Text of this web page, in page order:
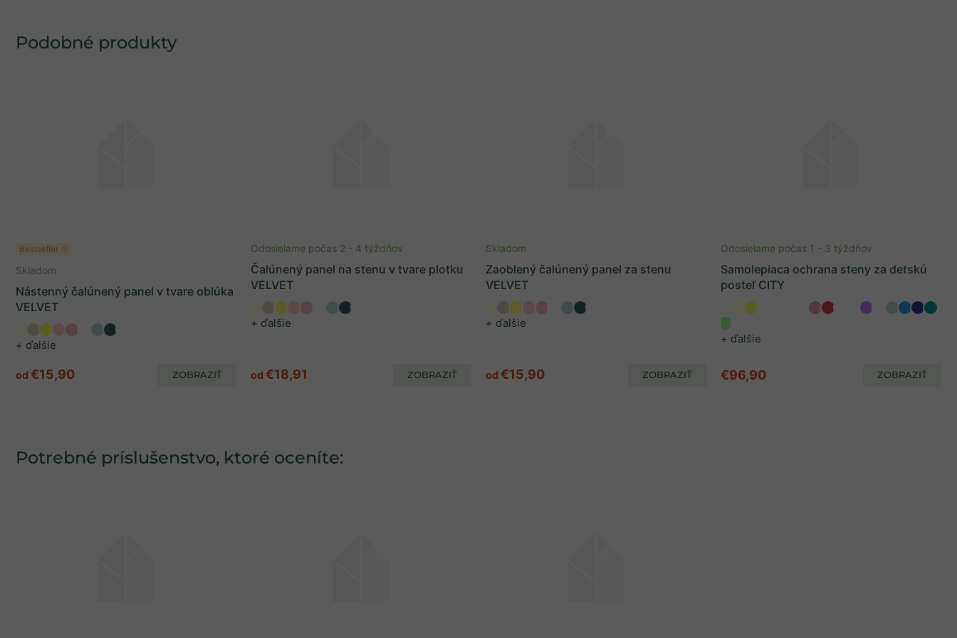
Bestseller ✩
Nástenný čalúnený panel v tvare oblúka
VELVET
+ ďalšie
Skladom
od €15,90 ZOBRAZIŤ
Čalúnený panel na stenu v tvare plotku
VELVET
+ ďalšie
Odosielame počas 2 - 4 týždňov
od €18,91 ZOBRAZIŤ
Zaoblený čalúnený panel za stenu
VELVET
+ ďalšie
Skladom
od €15,90 ZOBRAZIŤ
Samolepiaca ochrana steny za detskú
posteľ CITY
+ ďalšie
Odosielame počas 1 - 3 týždňov
€96,90 ZOBRAZIŤ
Potrebné príslušenstvo, ktoré oceníte: